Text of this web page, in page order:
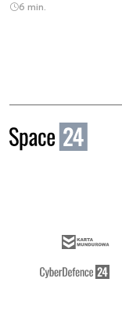
6 min.